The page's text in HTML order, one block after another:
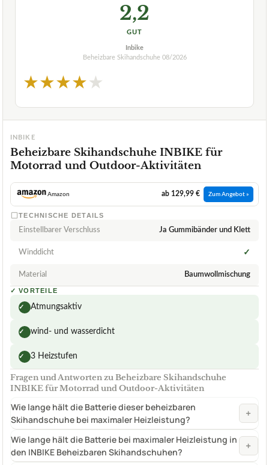
2,2
GUT
Inbike
Beheizbare Skihandschuhe 08/2026
★★★★★
INBIKE
Beheizbare Skihandschuhe INBIKE für
Motorrad und Outdoor-Aktivitäten
Amazon ab 129,99 € Zum Angebot »
TECHNISCHE DETAILS
Einstellbarer Verschluss Ja Gummibänder und Klett
Winddicht ✓
Material Baumwollmischung
✓ VORTEILE
✓ Atmungsaktiv
✓ wind- und wasserdicht
✓ 3 Heizstufen
Fragen und Antworten zu Beheizbare Skihandschuhe
INBIKE für Motorrad und Outdoor-Aktivitäten
Wie lange hält die Batterie dieser beheizbaren
Skihandschuhe bei maximaler Heizleistung?
+
Wie lange hält die Batterie bei maximaler Heizleistung in
den INBIKE Beheizbaren Skihandschuhen?
+